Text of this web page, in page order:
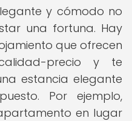
y cómodo no
una fortuna. Hay
que ofrecen
precio y te
estancia elegante
Por ejemplo,
en lugar